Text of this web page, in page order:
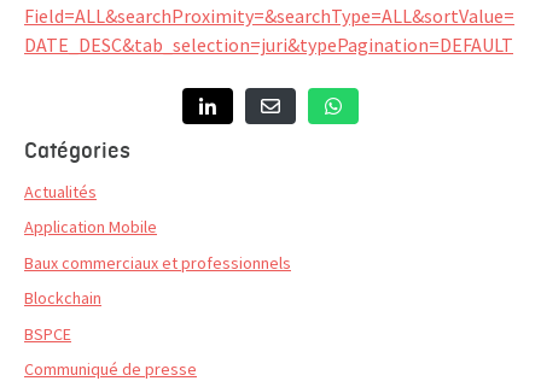
Field=ALL&searchProximity=&searchType=ALL&sortValue=
DATE_DESC&tab_selection=juri&typePagination=DEFAULT
Catégories
Actualités
Application Mobile
Baux commerciaux et professionnels
Blockchain
BSPCE
Communiqué de presse